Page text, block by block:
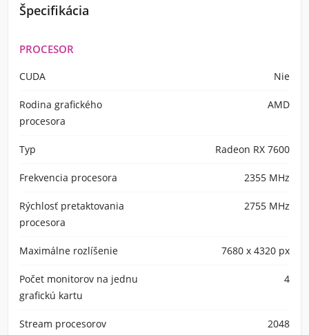
Špecifikácia
PROCESOR
CUDA Nie
Rodina grafického
procesora
AMD
Typ Radeon RX 7600
Frekvencia procesora 2355 MHz
Rýchlosť pretaktovania
procesora
2755 MHz
Maximálne rozlíšenie 7680 x 4320 px
Počet monitorov na jednu
grafickú kartu
4
Stream procesorov 2048